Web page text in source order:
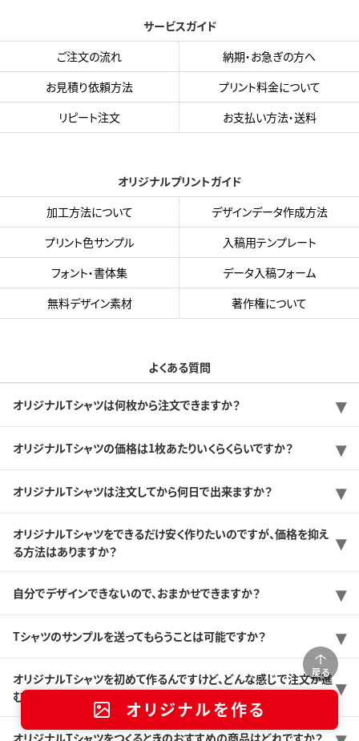
戻る
オリジナルを作る
サービスガイド
ご注文の流れ
納期・お急ぎの方へ
お見積り依頼方法
プリント料金について
リピート注文
お支払い方法・送料
オリジナルプリントガイド
加工方法について
デザインデータ作成方法
プリント色サンプル
入稿用テンプレート
フォント・書体集
データ入稿フォーム
無料デザイン素材
著作権について
よくある質問
オリジナルTシャツは何枚から注文できますか？
オリジナルTシャツの価格は1枚あたりいくらくらいですか？
オリジナルTシャツは注文してから何日で出来ますか？
オリジナルTシャツをできるだけ安く作りたいのですが、価格を抑え
る方法はありますか？
自分でデザインできないので、おまかせできますか？
Tシャツのサンプルを送ってもらうことは可能ですか？
オリジナルTシャツを初めて作るんですけど、どんな感じで注文が進
むのですか？